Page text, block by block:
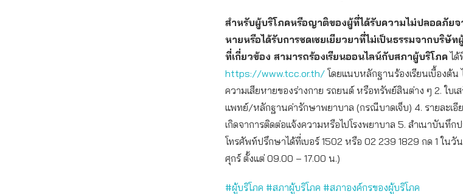
สำหรับผู้บริโภคหรือญาติของผู้ที่ได้รับความไม่ปลอดภัยจ
หายหรือได้รับการชดเชยเยียวยาที่ไม่เป็นธรรมจากบริษั
ที่เกี่ยวข้อง สามารถร้องเรียนออนไลน์กับสภาผู้บริโภคได้
https://www.tcc.or.th/ โดยแนบหลักฐานร้องเรียนเบื้องต้
ความเสียหายของร่างกาย รถยนต์ หรือทรัพย์สินต่าง ๆ 2. ใบเ
แพทย์/หลักฐานค่ารักษาพยาบาล (กรณีบาดเจ็บ) 4. รายละเอีย
เกิดจาการติดต่อแจ้งความหรือไปโรงพยาบาล 5. สำเนาบันทึ
โทรศัพท์ปรึกษาได้ที่เบอร์ 1502 หรือ 02 239 1829 กด 1 ใน
ศุกร์ ตั้งแต่ 09.00 – 17.00 น.)
#ผู้บริโภค #สภาผู้บริโภค #สภาองค์กรของผู้บริโภค